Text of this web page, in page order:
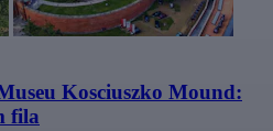
Kosciuszko Mound:
fila